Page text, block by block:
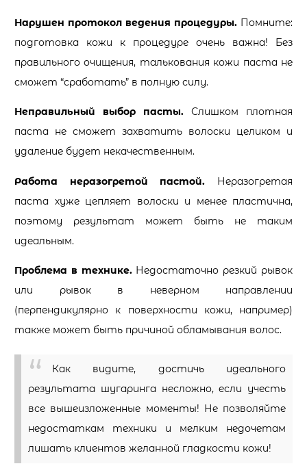
Нарушен протокол ведения процедуры. Помните:
подготовка кожи к процедуре очень важна! Без
правильного очищения, талькования кожи паста не
сможет “сработать” в полную силу.
Неправильный выбор пасты. Слишком плотная
паста не сможет захватить волоски целиком и
удаление будет некачественным.
Работа неразогретой пастой. Неразогретая
паста хуже цепляет волоски и менее пластична,
поэтому результат может быть не таким
идеальным.
Проблема в технике.Недостаточно резкий рывок
или рывок в неверном направлении
(перпендикулярно к поверхности кожи, например)
также может быть причиной обламывания волос.
Как видите, достичь идеального
результата шугаринга несложно, если учесть
все вышеизложенные моменты! Не позволяйте
недостаткам техники и мелким недочетам
лишать клиентов желанной гладкости кожи!